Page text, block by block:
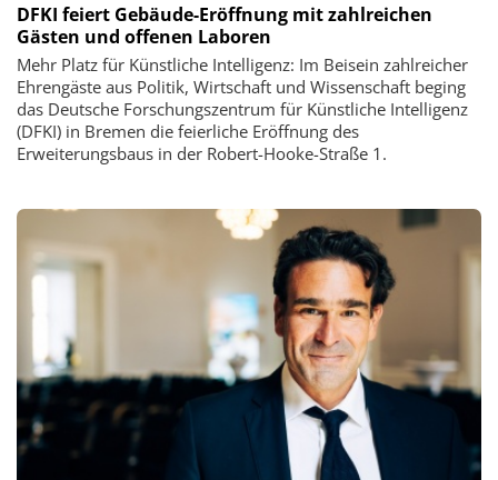
DFKI feiert Gebäude-Eröffnung mit zahlreichen
Gästen und offenen Laboren
Mehr Platz für Künstliche Intelligenz: Im Beisein zahlreicher
Ehrengäste aus Politik, Wirtschaft und Wissenschaft beging
das Deutsche Forschungszentrum für Künstliche Intelligenz
(DFKI) in Bremen die feierliche Eröffnung des
Erweiterungsbaus in der Robert-Hooke-Straße 1.